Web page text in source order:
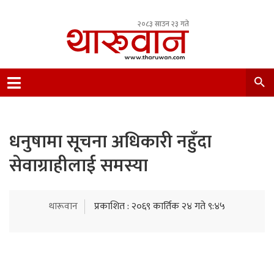
२०८३ साउन २३ गते
Nepal.
धनुषामा सूचना अधिकारी नहुँदा
सेवाग्राहीलाई समस्या
थारूवान प्रकाशित : २०६९ कार्तिक २४ गते ९:४५